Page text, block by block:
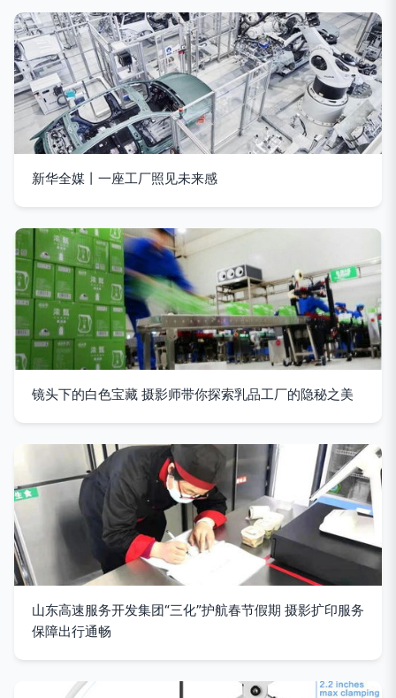
新华全媒丨一座工厂照见未来感
镜头下的白色宝藏 摄影师带你探索乳品工厂的隐秘之美
山东高速服务开发集团“三化”护航春节假期 摄影扩印服务
保障出行通畅